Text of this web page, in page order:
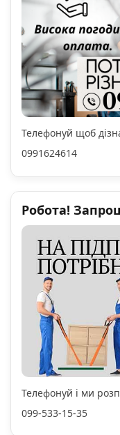
Телефонуй щоб
0991624614
Робота!
Телефонуй і ми
099-533-15-35